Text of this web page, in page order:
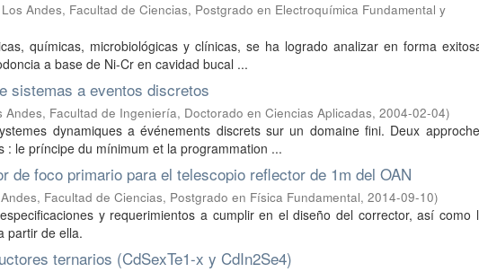
Andes, Facultad de Ciencias, Postgrado en Electroquímica Fundamental y
químicas, microbiológicas y clínicas, se ha logrado analizar en forma
a base de Ni-Cr en cavidad bucal ...
sistemas a eventos discretos
Andes, Facultad de Ingeniería, Doctorado en Ciencias Aplicadas, 2004-02-04)
dynamiques a événements discrets sur un domaine fini. Deux
le príncipe du mínimum et la programmation ...
de foco primario para el telescopio reflector de 1m del OAN
Facultad de Ciencias, Postgrado en Física Fundamental, 2014-09-10)
y requerimientos a cumplir en el diseño del corrector, así como
partir de ella.
ternarios (CdSexTe1-x y CdIn2Se4)